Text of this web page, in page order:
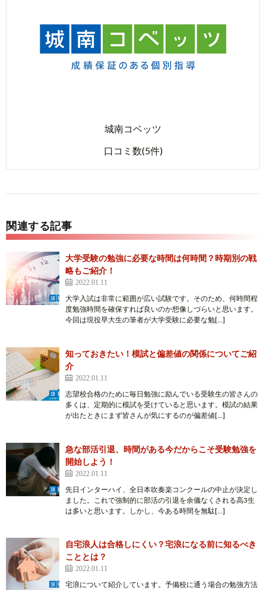
城南コベッツ
口コミ数(5件)
関連する記事
大学受験の勉強に必要な時間は何時間？時期別の戦
略もご紹介！
2022.01.11
大学入試は非常に範囲が広い試験です。そのため、何時間程
度勉強時間を確保すれば良いのか想像しづらいと思います。
今回は現役早大生の筆者が大学受験に必要な勉[…]
知っておきたい！模試と偏差値の関係についてご紹
介
2022.01.11
志望校合格のために毎日勉強に励んでいる受験生の皆さんの
多くは、定期的に模試を受けていると思います。模試の結果
が出たときにまず皆さんが気にするのが偏差値[…]
急な部活引退、時間がある今だからこそ受験勉強を
開始しよう！
2022.01.11
先日インターハイ、全日本吹奏楽コンクールの中止が決定し
ました。これで強制的に部活の引退を余儀なくされる高3生
は多いと思います。しかし、今ある時間を無駄[…]
自宅浪人は合格しにくい？宅浪になる前に知るべき
こととは？
2022.01.11
宅浪について紹介しています。予備校に通う場合の勉強方法